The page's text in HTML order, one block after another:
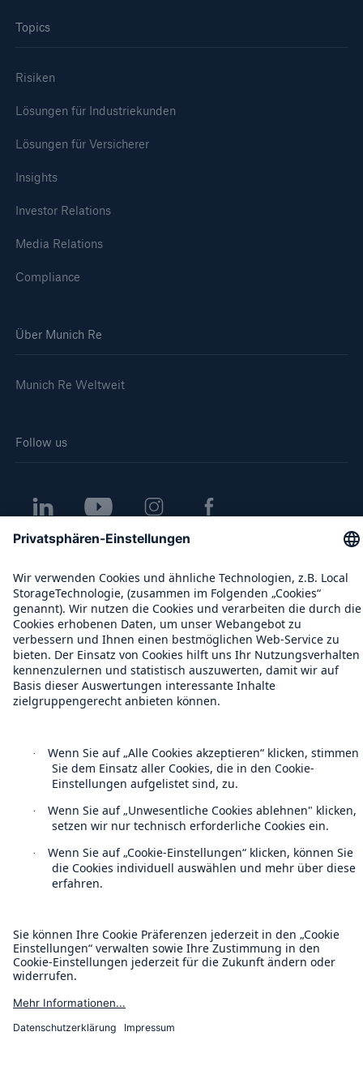
Topics
Risiken
Lösungen für Industriekunden
Lösungen für Versicherer
Insights
Investor Relations
Media Relations
Compliance
Über Munich Re
Munich Re Weltweit
Follow us
Kontakt
Datenschutz
Cookie Einstellungen
Rechtliche Hinweise
Impressum
Barrierefreiheit-Modus
Munich Re’s Statement on the UK Modern Slavery Act